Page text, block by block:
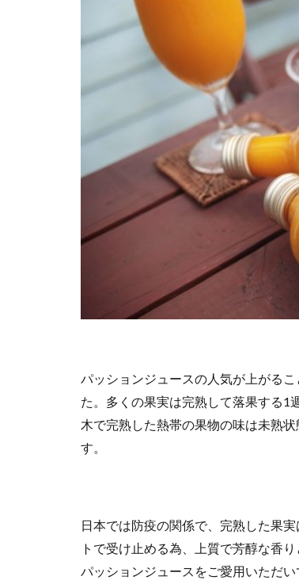
パッションジュースの人気が上がる
た。多くの果実は完熟して落果する1
木で完熟した熱帯の果物の味は未熟
す。
日本では防疫の関係で、完熟した果
トで受け止める為、上質で芳醇な香
パッションジュースをご愛用いただ